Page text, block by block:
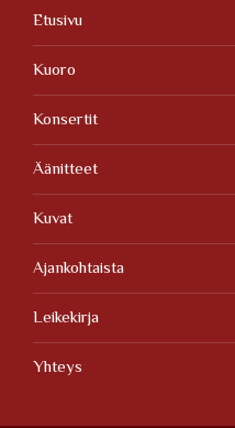
Etusivu
Kuoro
Konsertit
Äänitteet
Kuvat
Ajankohtaista
Leikekirja
Yhteys